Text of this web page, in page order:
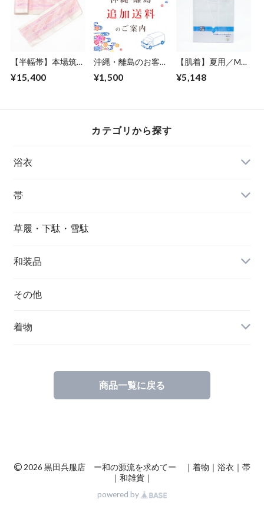
【半幅帯】本場筑前
博多織
¥15,400
沖縄・離島のお客様
専用送料
¥1,500
【肌着】夏用／Mサ
イズ／肌じゅばん／
壁絽／女性
¥5,148
カテゴリから探す
浴衣
帯
草履・下駄・雪駄
和装品
その他
着物
商品一覧に戻る
© 2026 黒田呉服店 ー和の源流を求めてー ｜着物｜浴衣｜帯
｜和雑貨｜
powered by